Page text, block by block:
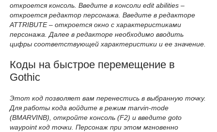
откроется консоль. Введите в консоли edit abilities –
откроется редактор персонажа. Введите в редакторе
ATTRIBUTE – откроется окно с характеристиками
персонажа. Далее в редакторе необходимо вводить
цифры соответствующей характеристики и ее значение.
Коды на быстрое перемещение в
Gothic
Этот код позволяет вам перенестись в выбранную точку.
Для работы кода войдите в режим marvin-mode
(BMARVINB), откройте консоль (F2) и введите goto
waypoint код точки. Персонаж при этом мгновенно